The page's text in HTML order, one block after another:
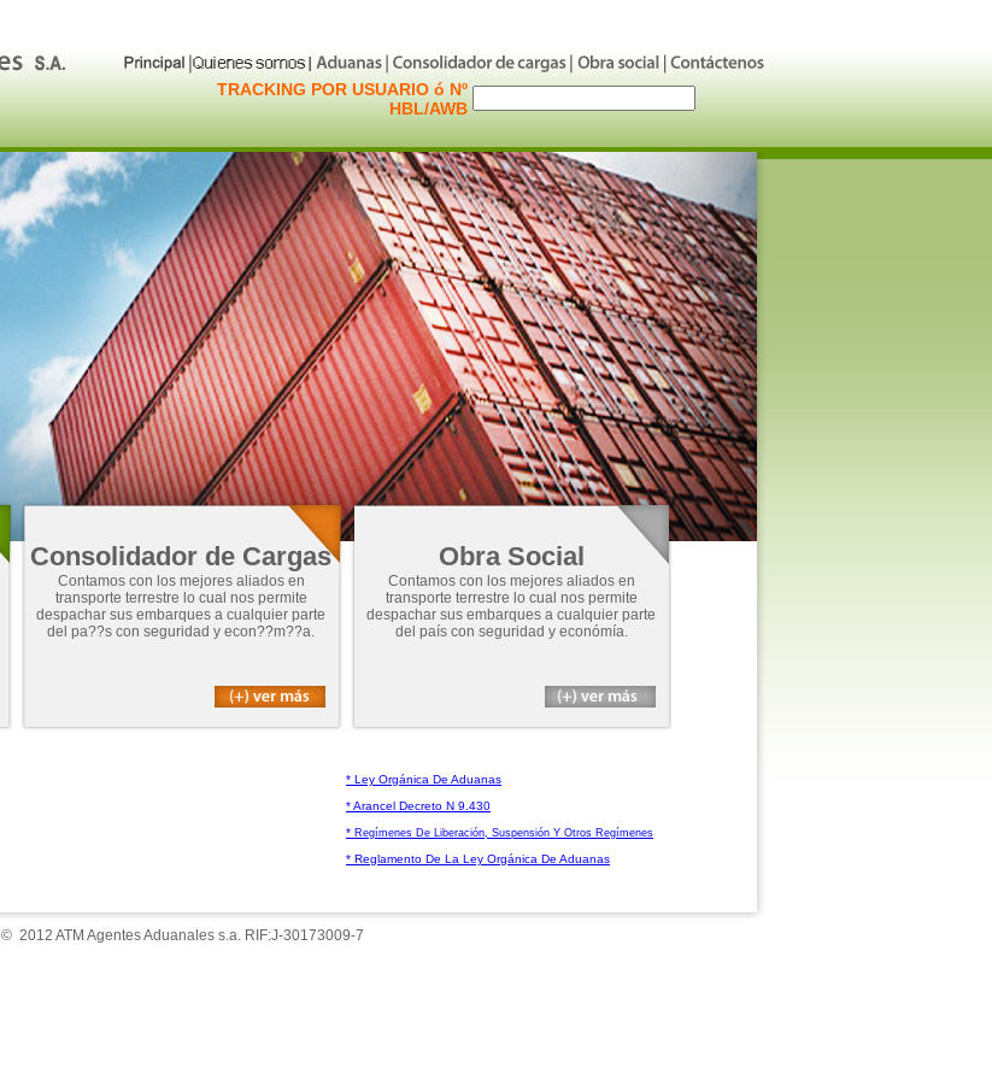
TRACKING POR USUARIO ó Nº
HBL/AWB
Consolidador de Cargas
Contamos con los mejores aliados en
transporte terrestre lo cual nos permite
despachar sus embarques a cualquier parte
del pa??s con seguridad y econ??m??a.
Obra Social
Contamos con los mejores aliados en
transporte terrestre lo cual nos permite
despachar sus embarques a cualquier parte
del país con seguridad y económía.
* Ley Orgánica De Aduanas
* Arancel Decreto N 9.430
* Regímenes De Liberación, Suspensión Y Otros Regímenes
* Reglamento De La Ley Orgánica De Aduanas
© 2012 ATM Agentes Aduanales s.a. RIF:J-30173009-7